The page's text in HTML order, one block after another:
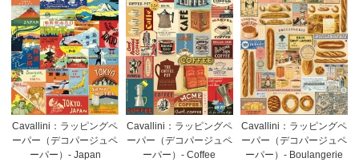
Cavallini：ラッピングペ
ーパー（デコパージュペ
ーパー）- Japan
Cavallini：ラッピングペ
ーパー（デコパージュペ
ーパー）- Coffee
Cavallini：ラッピングペ
ーパー（デコパージュペ
ーパー）- Boulangerie